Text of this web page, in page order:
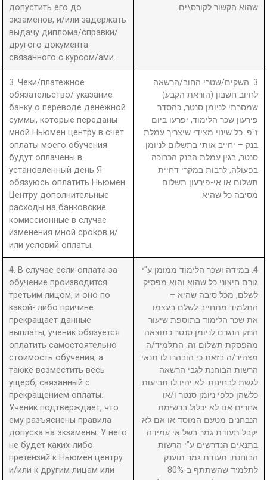
допустить его до
экзаменов, и/или задержать
выдачу диплома/справки/
другого документа
связанного с курсом/ами.
שהוא הקשור לקורס\ים.
3. Чеки/платежное
обязательство/ указание
банку о переводе денежной
суммы, которые переданы
мной Ньюмен центру в счет
оплаты моего обучения
будут оплачены в
установленный день Я
обязуюсь оплатить Ньюмен
Центру дополнительные
расходы на банковские
комиссионные в случае
изменения мной сроков и/
или условий оплаты.
3. השקים/שטרי החוב/הרשאה
לחיוב חשבון (הוראת הקבע)
שמסרתי לניומן סנטר, כהסדר
פירעון שכר הלימוד, יפרעו ביום
ז"פ. כל שינוי מצידי שיצריך עמלת
בנק – יחייב אותי בתשלום לניומן
סנטר, בגין עמלת הבנק הכרוכה
בפעולה, לרבות במקרי דחיית
תשלום או אי-פירעון תשלום
מסיבה כל שהיא.
4. В случае если оплата за
обучение производится
третьим лицом, и оно по
какой- либо причине
прекращает данные
выплаты, ученик обязуется
оплатить самостоятельно
стоимость обучения, а
также возместить весь
ущерб, связанный с
прекращением оплаты.
Ученик подтверждает, что
ему разъяснены правила
допуска на экзамены. У него
не будет каких-либо
претензий к Ньюмен центру
и/или к другим лицам или
4. במידה ושכר הלימוד ממומן ע"י
גורם חיצוני כל שהוא והוא מפסיק
לשלם, מכל סיבה שהיא –
התלמיד מתחייב לשלם בעצמו
את שכר הלימוד בתוספת שיעור
הנזק הנגרם לניומן סנטר כתוצאה
מהפסקת תשלום זה. התלמיד/ה
מצהיר/ה בזאת כי הובהרו לו תנאי
הרשות הבוחנת לגבי הרשאה
לגשת לבחינות. לא יהיו לו תביעות
כלשהן כלפי ניומן סנטר ו/או
אחרים אם לא יכלול ברשימת
הנבחנים מטעם המוסד או אם לא
יקבל תעודת גמר בשל אי עמידה
בתנאים הנדרשים ע"י הרשות
הבוחנת. תעודת גמר תוענק
לתלמיד שהשתתף ב-80%